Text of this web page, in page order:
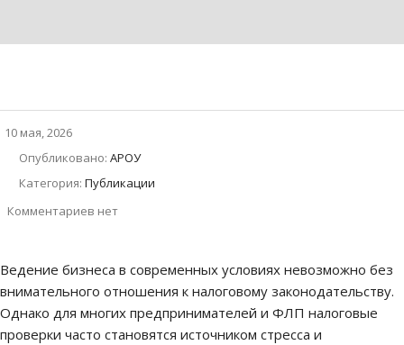
10 мая, 2026
Опубликовано: АРОУ
Категория: Публикации
Комментариев нет
Ведение бизнеса в современных условиях невозможно без
внимательного отношения к налоговому законодательству.
Однако для многих предпринимателей и ФЛП налоговые
проверки часто становятся источником стресса и